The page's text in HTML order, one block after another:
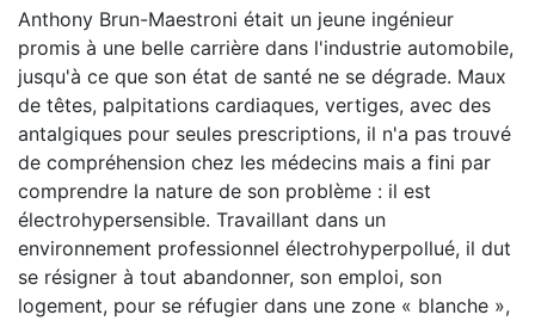
Anthony Brun-Maestroni était un jeune ingénieur
promis à une belle carrière dans l'industrie automobile,
jusqu'à ce que son état de santé ne se dégrade. Maux
de têtes, palpitations cardiaques, vertiges, avec des
antalgiques pour seules prescriptions, il n'a pas trouvé
de compréhension chez les médecins mais a fini par
comprendre la nature de son problème : il est
électrohypersensible. Travaillant dans un
environnement professionnel électrohyperpollué, il dut
se résigner à tout abandonner, son emploi, son
logement, pour se réfugier dans une zone « blanche »,